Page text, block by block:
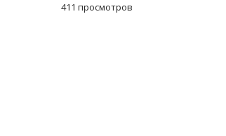
411 просмотров